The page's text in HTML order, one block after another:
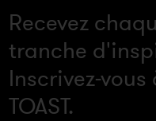
Recevez
tranche
Inscrivez-
TOAST.